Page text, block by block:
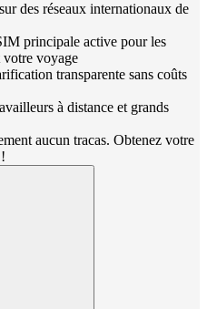
des réseaux internationaux de
principale active pour les
votre voyage
transparente sans coûts
à distance et grands
aucun tracas. Obtenez votre